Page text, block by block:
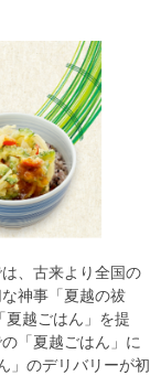
、古来より全国の
神事「夏越の祓
夏越ごはん」を提
「夏越ごはん」に
」のデリバリーが初